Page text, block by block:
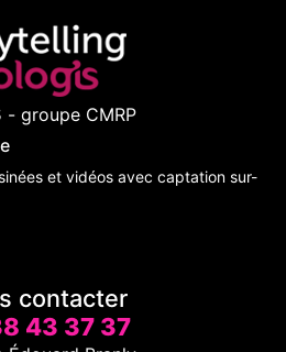
- groupe CMRP
et vidéos avec captation sur-
contacter
43 37 37